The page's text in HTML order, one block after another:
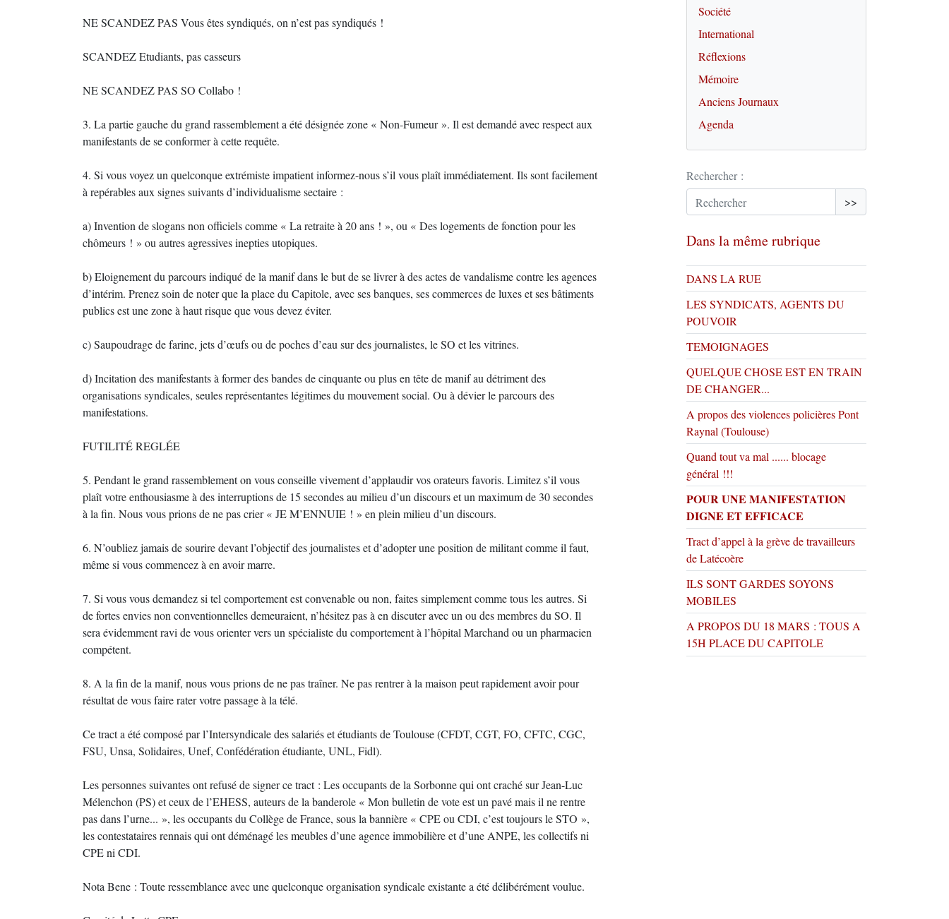
NE SCANDEZ PAS Vous êtes syndiqués, on n’est pas syndiqués !
SCANDEZ Etudiants, pas casseurs
NE SCANDEZ PAS SO Collabo !
3. La partie gauche du grand rassemblement a été désignée zone « Non-Fumeur ». Il est demandé avec respect aux
manifestants de se conformer à cette requête.
4. Si vous voyez un quelconque extrémiste impatient informez-nous s’il vous plaît immédiatement. Ils sont facilement
à repérables aux signes suivants d’individualisme sectaire :
a) Invention de slogans non officiels comme « La retraite à 20 ans ! », ou « Des logements de fonction pour les
chômeurs ! » ou autres agressives inepties utopiques.
b) Eloignement du parcours indiqué de la manif dans le but de se livrer à des actes de vandalisme contre les agences
d’intérim. Prenez soin de noter que la place du Capitole, avec ses banques, ses commerces de luxes et ses bâtiments
publics est une zone à haut risque que vous devez éviter.
c) Saupoudrage de farine, jets d’œufs ou de poches d’eau sur des journalistes, le SO et les vitrines.
d) Incitation des manifestants à former des bandes de cinquante ou plus en tête de manif au détriment des
organisations syndicales, seules représentantes légitimes du mouvement social. Ou à dévier le parcours des
manifestations.
FUTILITÉ REGLÉE
5. Pendant le grand rassemblement on vous conseille vivement d’applaudir vos orateurs favoris. Limitez s’il vous
plaît votre enthousiasme à des interruptions de 15 secondes au milieu d’un discours et un maximum de 30 secondes
à la fin. Nous vous prions de ne pas crier « JE M’ENNUIE ! » en plein milieu d’un discours.
6. N’oubliez jamais de sourire devant l’objectif des journalistes et d’adopter une position de militant comme il faut,
même si vous commencez à en avoir marre.
7. Si vous vous demandez si tel comportement est convenable ou non, faites simplement comme tous les autres. Si
de fortes envies non conventionnelles demeuraient, n’hésitez pas à en discuter avec un ou des membres du SO. Il
sera évidemment ravi de vous orienter vers un spécialiste du comportement à l’hôpital Marchand ou un pharmacien
compétent.
8. A la fin de la manif, nous vous prions de ne pas traîner. Ne pas rentrer à la maison peut rapidement avoir pour
résultat de vous faire rater votre passage à la télé.
Ce tract a été composé par l’Intersyndicale des salariés et étudiants de Toulouse (CFDT, CGT, FO, CFTC, CGC,
FSU, Unsa, Solidaires, Unef, Confédération étudiante, UNL, Fidl).
Les personnes suivantes ont refusé de signer ce tract : Les occupants de la Sorbonne qui ont craché sur Jean-Luc
Mélenchon (PS) et ceux de l’EHESS, auteurs de la banderole « Mon bulletin de vote est un pavé mais il ne rentre
pas dans l’urne... », les occupants du Collège de France, sous la bannière « CPE ou CDI, c’est toujours le STO »,
les contestataires rennais qui ont déménagé les meubles d’une agence immobilière et d’une ANPE, les collectifs ni
CPE ni CDI.
Nota Bene : Toute ressemblance avec une quelconque organisation syndicale existante a été délibérément voulue.
Société
International
Réflexions
Mémoire
Anciens Journaux
Agenda
Rechercher :
>>
Dans la même rubrique
DANS LA RUE
LES SYNDICATS, AGENTS DU
POUVOIR
TEMOIGNAGES
QUELQUE CHOSE EST EN TRAIN
DE CHANGER...
A propos des violences policières Pont
Raynal (Toulouse)
Quand tout va mal ...... blocage
général !!!
POUR UNE MANIFESTATION
DIGNE ET EFFICACE
Tract d’appel à la grève de travailleurs
de Latécoère
ILS SONT GARDES SOYONS
MOBILES
A PROPOS DU 18 MARS : TOUS A
15H PLACE DU CAPITOLE